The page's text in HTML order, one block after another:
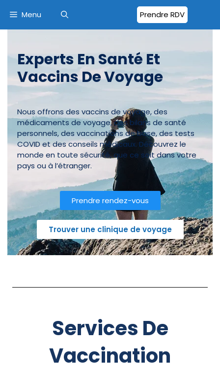
Prendre RDV
Menu
Experts En Santé Et
Vaccins De Voyage
Nous offrons des vaccins de voyage, des
médicaments de voyage, des bilans de santé
personnels, des vaccinations de base, des tests
COVID et des conseils médicaux. Découvrez le
monde en toute sécurité, que ce soit dans votre
pays ou à l’étranger.
Prendre rendez-vous
Trouver une clinique de voyage
Services De
Vaccination